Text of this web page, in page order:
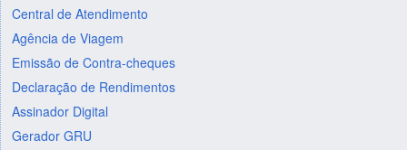
Central de Atendimento
Agência de Viagem
Emissão de Contra-cheques
Declaração de Rendimentos
Assinador Digital
Gerador GRU